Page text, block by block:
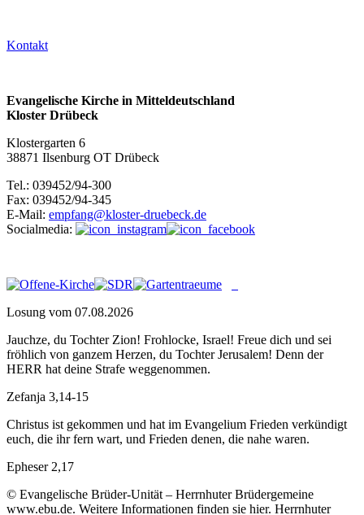
Kontakt
Evangelische Kirche in Mitteldeutschland
Kloster Drübeck
Klostergarten 6
38871 Ilsenburg OT Drübeck
Tel.: 039452/94-300
Fax: 039452/94-345
E-Mail: empfang@kloster-druebeck.de
Socialmedia:
Losung vom 07.08.2026
Jauchze, du Tochter Zion! Frohlocke, Israel! Freue dich und sei
fröhlich von ganzem Herzen, du Tochter Jerusalem! Denn der
HERR hat deine Strafe weggenommen.
Zefanja 3,14-15
Christus ist gekommen und hat im Evangelium Frieden verkündigt
euch, die ihr fern wart, und Frieden denen, die nahe waren.
Epheser 2,17
© Evangelische Brüder-Unität – Herrnhuter Brüdergemeine
www.ebu.de. Weitere Informationen finden sie hier. Herrnhuter